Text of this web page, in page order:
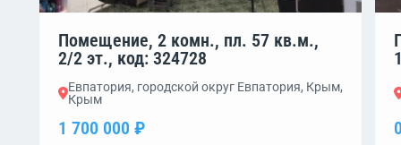
Помещение, 2 комн., пл. 57 кв.м.,
2/2 эт., код: 324728
Евпатория, городской округ Евпатория, Крым,
Крым
1 700 000 ₽